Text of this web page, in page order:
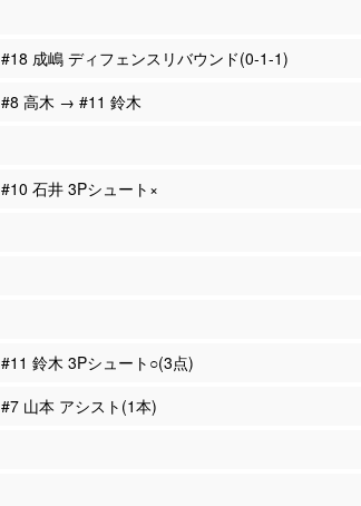
#18 成嶋 ディフェンスリバウンド(0-1-1)
#8 高木 → #11 鈴木
#10 石井 3Pシュート×
#11 鈴木 3Pシュート○(3点)
#7 山本 アシスト(1本)